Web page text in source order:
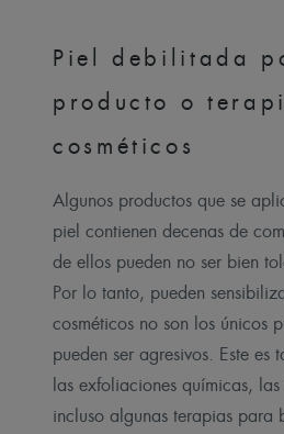
Piel debilitada
producto o
cosméticos
Algunos productos que se
piel contienen decenas de
de ellos pueden no ser bien
Por lo tanto, pueden
cosméticos no son los únicos
pueden ser agresivos. Este es
las exfoliaciones químicas,
incluso algunas terapias para